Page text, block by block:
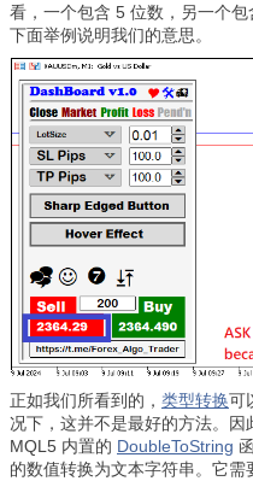
看，一个包含 5 位数，另一个包
下面举例说明我们的意思。
正如我们所看到的， 类型转换可
况下，这并不是最好的方法。
MQL5 内置的 DoubleToString
的数值转换为文本字符串。它